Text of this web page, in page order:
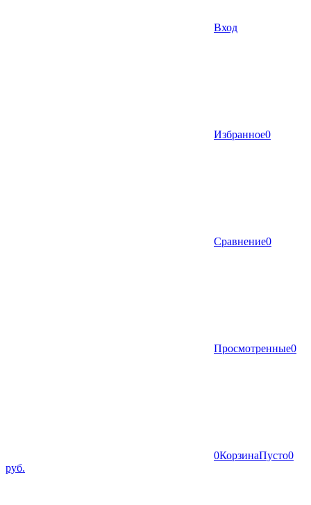
Вход
Избранное0
Сравнение0
Просмотренные0
0КорзинаПусто0
руб.